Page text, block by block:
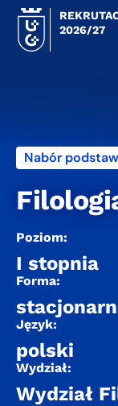
2026/27
Nabór
Poziom:
I stopnia
Forma:
Język:
polski
Wydział:
Wydział